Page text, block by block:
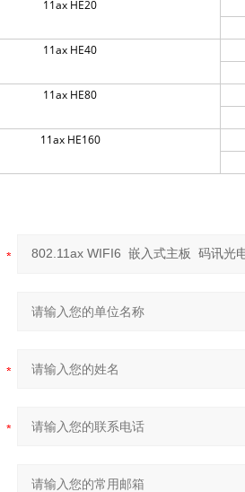
11ax HE20
11ax HE40
11ax HE80
11ax HE160